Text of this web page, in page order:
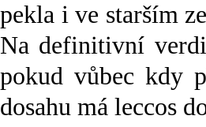
pekla i ve starším
Na definitivní
pokud vůbec kdy
dosahu má leccos